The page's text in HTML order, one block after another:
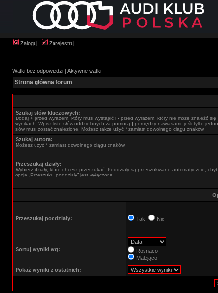
Zaloguj Zarejestruj
Wątki bez odpowiedzi | Aktywne wątki
Strona główna forum
Szukaj słów kluczowych:
Dodaj + przed wyrazem, który musi wystąpić i - przed wyrazem, który nie może znaleźć się
wynikach. Wpisz listę słów oddzielanych za pomocą | pomiędzy nawiasami, jeśli tylko
słów musi zostać znalezione. Możesz także użyć * zamiast dowolnego ciągu znaków.
Szukaj autora:
Możesz użyć * zamiast dowolnego ciągu znaków.
Przeszukaj działy:
Wybierz działy, które chcesz przeszukać. Poddziały są przeszukiwane automatycznie,
opcja „Przeszukuj poddziały” jest wyłączona.
Przeszukaj poddziały: Tak Nie
Sortuj wyniki wg:
Rosnąco
Malejąco
Pokaż wyniki z ostatnich: